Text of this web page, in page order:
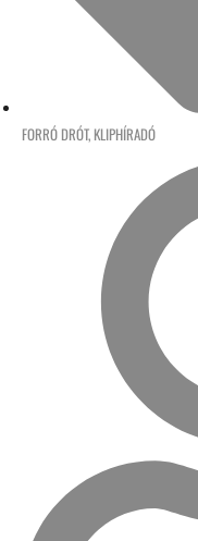
FORRÓ DRÓT, KLIPHÍRADÓ